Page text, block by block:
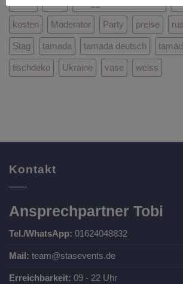
kosten Moderator Party preise
Stag tamada tamada deutsch
tischdeko Ukraine vase weiss
Kontakt
Ansprechpartner Tobi
Tel./WhatsApp: 01624048832
Mail: team@stasevents.de
Erreichbarkeit: 09 - 22 Uhr